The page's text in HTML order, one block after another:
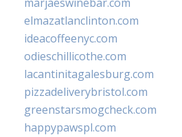
elmazatlanclinton.com
ideacoffeenyc.com
odieschillicothe.com
lacantinitagalesburg.com
pizzadeliverybristol.com
greenstarsmogcheck.com
happypawspl.com